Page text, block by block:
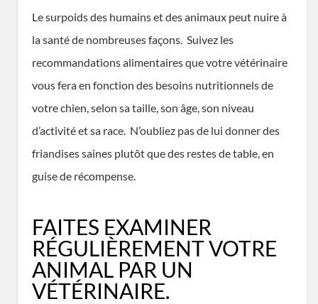
Le surpoids des humains et des animaux peut nuire à
la santé de nombreuses façons. Suivez les
recommandations alimentaires que votre vétérinaire
vous fera en fonction des besoins nutritionnels de
votre chien, selon sa taille, son âge, son niveau
d’activité et sa race. N’oubliez pas de lui donner des
friandises saines plutôt que des restes de table, en
guise de récompense.
FAITES EXAMINER
RÉGULIÈREMENT VOTRE
ANIMAL PAR UN
VÉTÉRINAIRE.